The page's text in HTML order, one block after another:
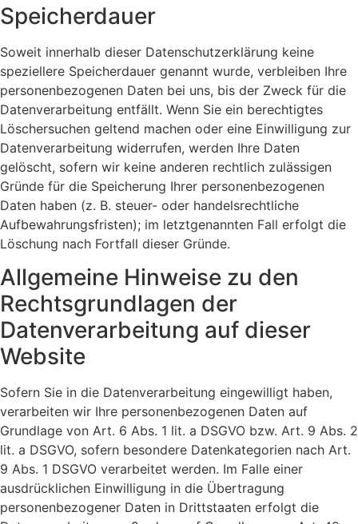
Speicherdauer
Soweit innerhalb dieser Datenschutzerklärung keine
speziellere Speicherdauer genannt wurde, verbleiben Ihre
personenbezogenen Daten bei uns, bis der Zweck für die
Datenverarbeitung entfällt. Wenn Sie ein berechtigtes
Löschersuchen geltend machen oder eine Einwilligung zur
Datenverarbeitung widerrufen, werden Ihre Daten
gelöscht, sofern wir keine anderen rechtlich zulässigen
Gründe für die Speicherung Ihrer personenbezogenen
Daten haben (z. B. steuer- oder handelsrechtliche
Aufbewahrungsfristen); im letztgenannten Fall erfolgt die
Löschung nach Fortfall dieser Gründe.
Allgemeine Hinweise zu den
Rechtsgrundlagen der
Datenverarbeitung auf dieser
Website
Sofern Sie in die Datenverarbeitung eingewilligt haben,
verarbeiten wir Ihre personenbezogenen Daten auf
Grundlage von Art. 6 Abs. 1 lit. a DSGVO bzw. Art. 9 Abs. 2
lit. a DSGVO, sofern besondere Datenkategorien nach Art.
9 Abs. 1 DSGVO verarbeitet werden. Im Falle einer
ausdrücklichen Einwilligung in die Übertragung
personenbezogener Daten in Drittstaaten erfolgt die